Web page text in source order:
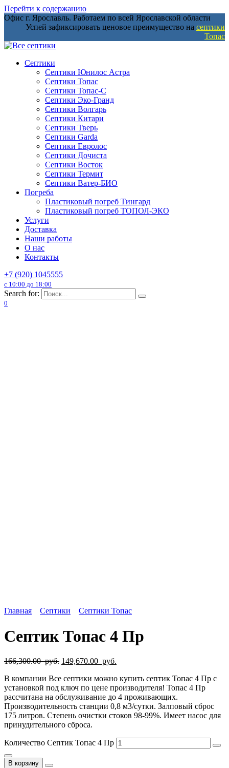
Перейти к содержанию
Офис г. Ярославль. Работаем по всей Ярославской области
Успей зафиксировать ценовое преимущество на септики
Топас
Септики
Септики Юнилос Астра
Септики Топас
Септики Топас-С
Септики Эко-Гранд
Септики Волгарь
Септики Китари
Септики Тверь
Септики Garda
Септики Евролос
Септики Дочиста
Септики Восток
Септики Термит
Септики Ватер-БИО
Погреба
Пластиковый погреб Тингард
Пластиковый погреб ТОПОЛ-ЭКО
Услуги
Доставка
Наши работы
О нас
Контакты
+7 (920) 1045555
с 10:00 до 18:00
Search for:
0
Главная Септики Септики Топас
Септик Топас 4 Пр
166,300.00руб. 149,670.00 руб.
В компании Все септики можно купить септик Топас 4 Пр с
установкой под ключ по цене производителя! Топас 4 Пр
рассчитана на обслуживание до 4 проживающих.
Производительность станции 0,8 м3/сутки. Залповый сброс
175 литров. Степень очистки стоков 98-99%. Имеет насос для
принудительного сброса.
Количество Септик Топас 4 Пр
В корзину